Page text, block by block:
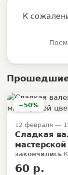
К
−50%
12 февраля —
Сладкая
закончились·
60 р.